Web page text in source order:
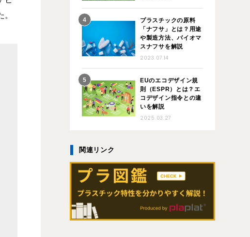
プラスチックの原料
「ナフサ」とは？用途
や製造方法、バイオマ
スナフサを解説
2023.07.14
EUのエコデザイン規
則（ESPR）とは？エ
コデザイン指令との違
いを解説
2025.03.27
関連リンク